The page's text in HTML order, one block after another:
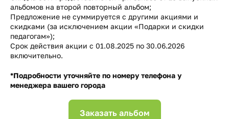
альбомов на второй повторный альбом;
Предложение не суммируется с другими акциями и
скидками (за исключением акции «Подарки и скидки
педагогам»);
Срок действия акции с 01.08.2025 по 30.06.2026
включительно.
*Подробности уточняйте по номеру телефона у
менеджера вашего города
Заказать альбом